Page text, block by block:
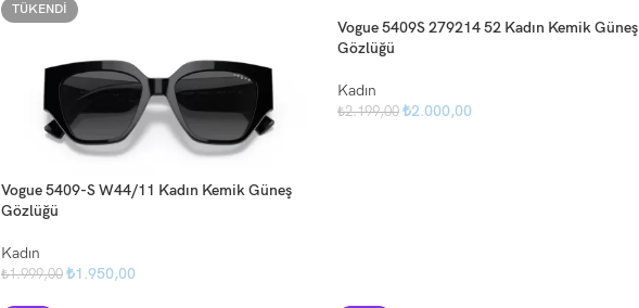
TÜKENDI
Vogue 5409-S W44/11 Kadın Kemik Güneş
Gözlüğü
Kadın
₺1.999,00 ₺1.950,00
Vogue 5409S 279214 52 Kadın Kemik Güneş
Gözlüğü
Kadın
₺2.199,00 ₺2.000,00